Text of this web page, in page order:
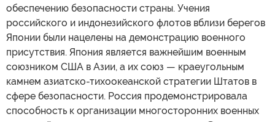
обеспечению безопасности страны. Учения
российского и индонезийского флотов вблизи берегов
Японии были нацелены на демонстрацию военного
присутствия. Япония является важнейшим военным
союзником США в Азии, а их союз — краеугольным
камнем азиатско-тихоокеанской стратегии Штатов в
сфере безопасности. Россия продемонстрировала
способность к организации многосторонних военных